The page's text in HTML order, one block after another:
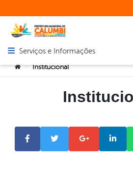
Abrir menu principal de navegação
Serviços e Informações
Você está aqui:
> Institucional